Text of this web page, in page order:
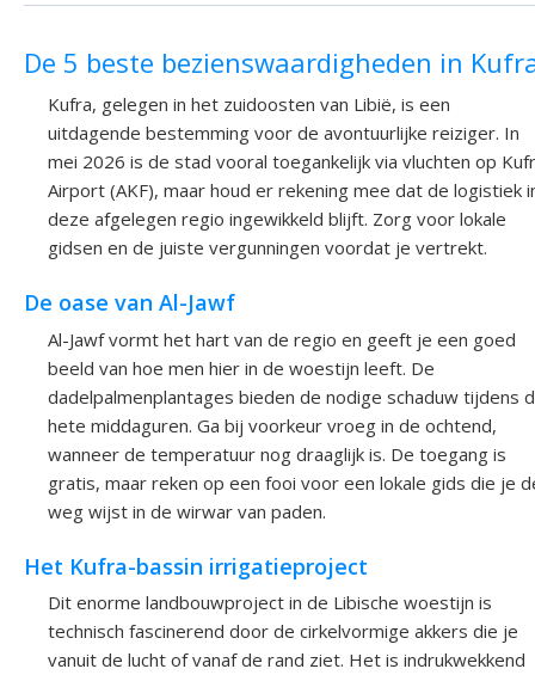
De 5 beste bezienswaardigheden in
Kufra, gelegen in het zuidoosten van Libië, is een
uitdagende bestemming voor de avontuurlijke reiziger. In
mei 2026 is de stad vooral toegankelijk via vluchten op
Airport (AKF), maar houd er rekening mee dat de logistiek
deze afgelegen regio ingewikkeld blijft. Zorg voor lokale
gidsen en de juiste vergunningen voordat je vertrekt.
De oase van Al-Jawf
Al-Jawf vormt het hart van de regio en geeft je een goed
beeld van hoe men hier in de woestijn leeft. De
dadelpalmenplantages bieden de nodige schaduw tijdens
hete middaguren. Ga bij voorkeur vroeg in de ochtend,
wanneer de temperatuur nog draaglijk is. De toegang is
gratis, maar reken op een fooi voor een lokale gids die je
weg wijst in de wirwar van paden.
Het Kufra-bassin irrigatieproject
Dit enorme landbouwproject in de Libische woestijn is
technisch fascinerend door de cirkelvormige akkers die je
vanuit de lucht of vanaf de rand ziet. Het is indrukwekkend